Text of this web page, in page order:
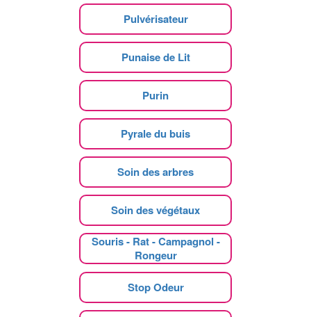
Pulvérisateur
Punaise de Lit
Purin
Pyrale du buis
Soin des arbres
Soin des végétaux
Souris - Rat - Campagnol -
Rongeur
Stop Odeur